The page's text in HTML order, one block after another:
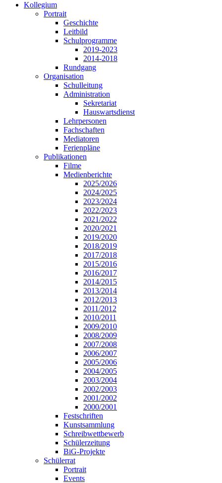
Kollegium
Portrait
Geschichte
Leitbild
Schulprogramme
2019-2023
2014-2018
Rundgang
Organisation
Schulleitung
Administration
Sekretariat
Hauswartsdienst
Lehrpersonen
Fachschaften
Mediatoren
Ferienpläne
Publikationen
Filme
Medienberichte
2025/2026
2024/2025
2023/2024
2022/2023
2021/2022
2020/2021
2019/2020
2018/2019
2017/2018
2015/2016
2016/2017
2014/2015
2013/2014
2012/2013
2011/2012
2010/2011
2009/2010
2008/2009
2007/2008
2006/2007
2005/2006
2004/2005
2003/2004
2002/2003
2001/2002
2000/2001
Festschriften
Kunstsammlung
Schreibwettbewerb
Schülerzeitung
BiG-Projekte
Schülerrat
Portrait
Events